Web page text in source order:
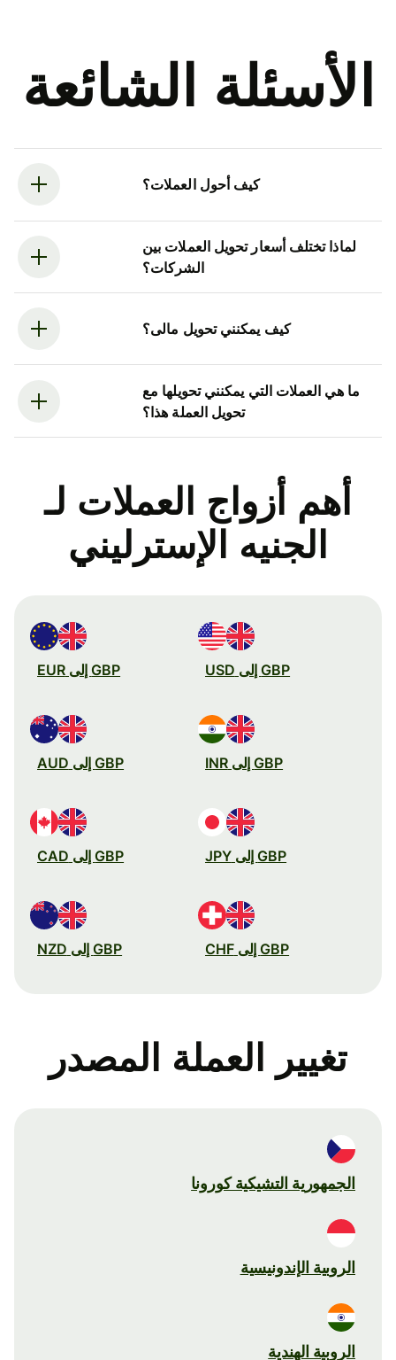
الأسئلة الشائعة
كيف أحول العملات؟
لماذا تختلف أسعار تحويل العملات بين
الشركات؟
كيف يمكنني تحويل مالى؟
ما هي العملات التي يمكنني تحويلها مع
تحويل العملة هذا؟
أهم أزواج العملات لـ
الجنيه الإسترليني
GBP إلى USD GBP إلى EUR
GBP إلى INR GBP إلى AUD
GBP إلى JPY GBP إلى CAD
GBP إلى CHF GBP إلى NZD
تغيير العملة المصدر
الجمهورية التشيكية كورونا
الروبية الإندونيسية
الروبية الهندية